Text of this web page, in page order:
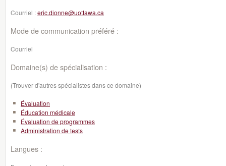
Courriel :eric.dionne@uottawa.ca
Mode de communication préféré :
Courriel
Domaine(s) de spécialisation :
(Trouver d'autres spécialistes dans ce domaine)
Évaluation
Éducation médicale
Évaluation de programmes
Administration de tests
Langues :